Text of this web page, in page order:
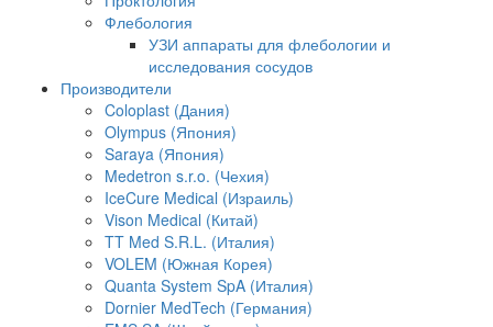
Флебология
УЗИ аппараты для флебологии и
исследования сосудов
Производители
Coloplast (Дания)
Olympus (Япония)
Saraya (Япония)
Medetron s.r.o. (Чехия)
IceCure Medical (Израиль)
Vison Medical (Китай)
TT Med S.R.L. (Италия)
VOLEM (Южная Корея)
Quanta System SpA (Италия)
Dornier MedTech (Германия)